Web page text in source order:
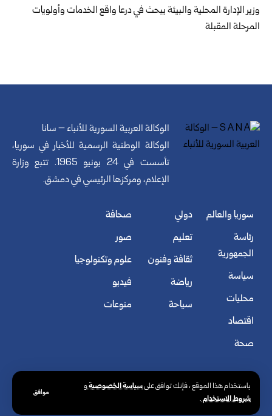
باستخدام هذا الموقع ، فإنك توافق علىسياسة الخصوصيةو
شروط الاستخدام.
موافق
وزير الإدارة المحلية والبيئة يبحث في درعا واقع الخدمات وأولويات
المرحلة المقبلة
الوكالة العربية السورية للأنباء – سانا
الوكالة الوطنية الرسمية للأخبار في سوريا،
تأسست في 24 يونيو 1965. تتبع وزارة
الإعلام، ومركزها الرئيسي في دمشق.
سوريا والعالم
رئاسة
الجمهورية
سياسة
محليات
اقتصاد
صحة
دولي
تعليم
ثقافة وفنون
رياضة
سياحة
صحافة
صور
علوم وتكنولوجيا
فيديو
منوعات
© الوكالة العربية السورية للأنباء. كافة الحقوق محفوظة.